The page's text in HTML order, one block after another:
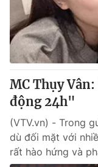
MC Thụy
động 24h"
(VTV.vn) - Trong
dù đối mặt với
rất hào hứng và